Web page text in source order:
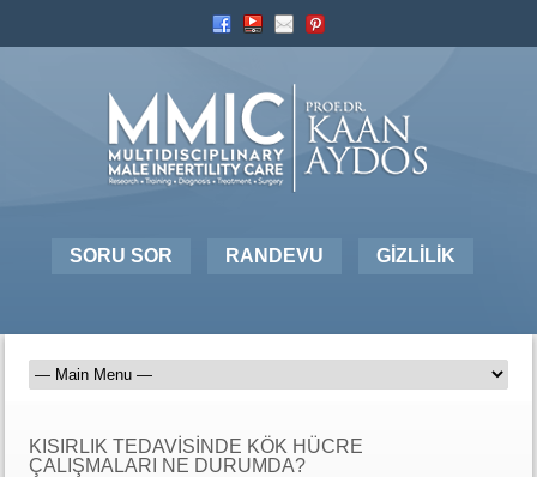
SORU SOR RANDEVU GİZLİLİK
KISIRLIK TEDAVİSİNDE KÖK HÜCRE
ÇALIŞMALARI NE DURUMDA?